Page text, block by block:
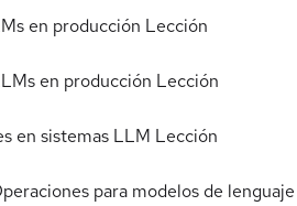
en producción Lección
en producción Lección
en sistemas LLM Lección
para modelos de lenguaje